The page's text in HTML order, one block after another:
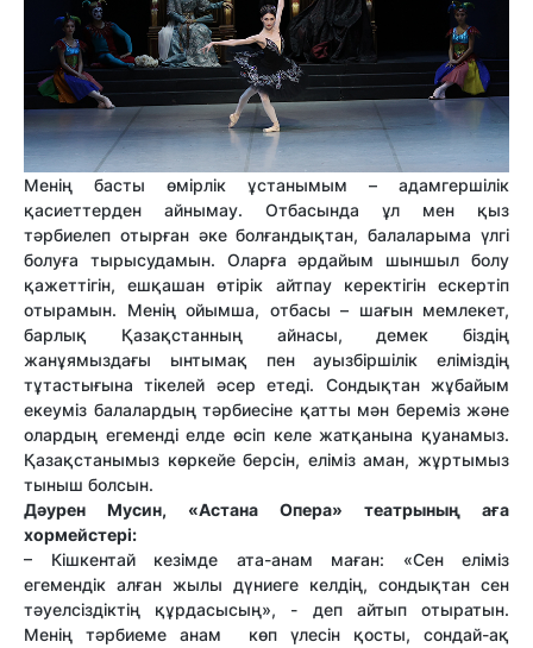
Менің басты өмірлік ұстанымым – адамгершілік
қасиеттерден айнымау. Отбасында ұл мен қыз
тәрбиелеп отырған әке болғандықтан, балаларыма үлгі
болуға тырысудамын. Оларға әрдайым шыншыл болу
қажеттігін, ешқашан өтірік айтпау керектігін ескертіп
отырамын. Менің ойымша, отбасы – шағын мемлекет,
барлық Қазақстанның айнасы, демек біздің
жанұямыздағы ынтымақ пен ауызбіршілік еліміздің
тұтастығына тікелей әсер етеді. Сондықтан жұбайым
екеуміз балалардың тәрбиесіне қатты мән береміз және
олардың егеменді елде өсіп келе жатқанына қуанамыз.
Қазақстанымыз көркейе берсін, еліміз аман, жұртымыз
тыныш болсын.
Дәурен Мусин, «Астана Опера» театрының аға
хормейстері:
– Кішкентай кезімде ата-анам маған: «Сен еліміз
егемендік алған жылы дүниеге келдің, сондықтан сен
тәуелсіздіктің құрдасысың», - деп айтып отыратын.
Менің тәрбиеме анам көп үлесін қосты, сондай-ақ